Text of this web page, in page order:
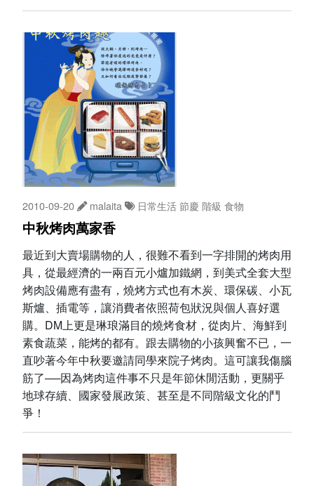
2010-09-20 malaita 日常生活節慶 階級 食物
中秋烤肉萬家香
最近到大賣場購物的人，很難不看到一字排開的烤肉用
具，從最經濟的一兩百元小爐加鐵網，到美式全套大型
烤肉設備應有盡有，燒烤方式也有木炭、環保碳、小瓦
斯爐、插電等，讓消費者依照荷包狀況與個人喜好選
購。DM上更是琳琅滿目的燒烤食材，從肉片、海鮮到
素食蔬菜，能烤的都有。跟去購物的小孩興奮不已，一
直吵著今年中秋要邀請同學來院子烤肉。這可讓我傷腦
筋了──因為烤肉這件事不只是年節休閒活動，更關乎
地球存續、國家發展政策、甚至是不同階級文化的鬥
爭！